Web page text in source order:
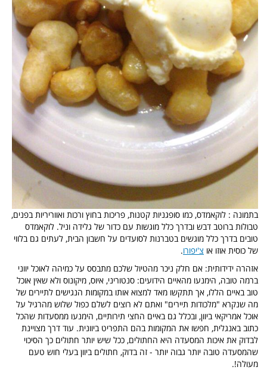
בתמונה : לוקאמדס, כמו סופגניות קטנות, פריכות בחוץ ורכות ואווריריות בפנים,
טבולות ברוטב דבש ובדרך כלל מוגשות עם כדור של גלידה וניל. לוקאמדס
טובים בדרך כלל מוגשים בטברנות לסועדים על חשבון הבית, לעתים גם בלווי
של כוסית אוזו או צ'יפורו.
אזהרה ידידותית: אם חלק ניכר מהטיול שלכם מתבסס על כמיהה לאוכל יווני
ברמה טובה, הימנעו מהאיים הידועים: סנטוריני, איוס, מיקונוס ולא שאין אוכל
טוב באיים הללו, אך תתקשו מאד למצוא אותו במקומות הנגישים לתיירים של
מה שנקרא "מלכודות תיירים" ואתם לא רוצים לשלם כפול שלוש מהרגיל על
אוכל אמריקאי ביוון, ובכלל גם באיים החצי תירותיים, הימנעו ממסעדות שהכל
כתוב באנגלית, חפשו את המקומות בהם התפריט ביוונית. עוד דרך מצויינת
לבדוק את איכות המסעדה היא החתולים, ככל שיש יותר חתולים כך הסיכוי
שהמסעדה טובה יותר גבוה יותר - זה בדוק, חתולים ביוון בעלי חוש טעם
מעולה!.